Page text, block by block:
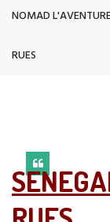
NOMAD
RUES